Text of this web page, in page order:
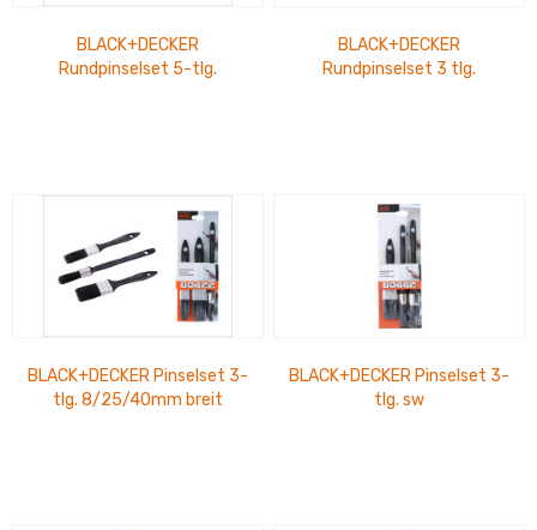
BLACK+DECKER
Rundpinselset 5-tlg.
BLACK+DECKER
Rundpinselset 3 tlg.
BLACK+DECKER Pinselset 3-
tlg. 8/25/40mm breit
BLACK+DECKER Pinselset 3-
tlg. sw